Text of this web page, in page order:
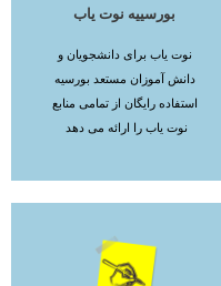
بورسییه نوت یاب
نوت یاب برای دانشجویان و
دانش آموزان مستعد بورسیه
استفاده رایگان از تمامی منابع
نوت یاب را ارائه می دهد
ادامه مطلب